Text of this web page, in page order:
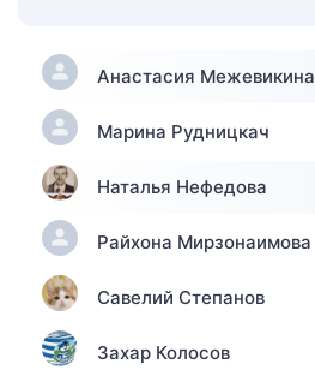
Анастасия Межевикина
Марина Рудницкач
Наталья Нефедова
Райхона Мирзонаимова
Савелий Степанов
Захар Колосов